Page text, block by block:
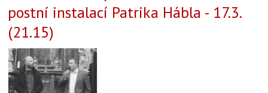
postní instalací Patrika Hábla - 17.3.
(21.15)